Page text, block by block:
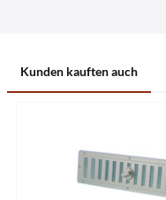
Kunden kauften auch